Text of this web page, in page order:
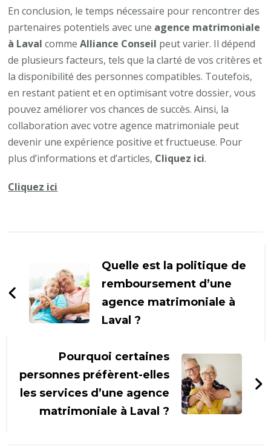
En conclusion, le temps nécessaire pour rencontrer des
partenaires potentiels avec une agence matrimoniale
à Laval commeAlliance Conseil peut varier. Il dépend
de plusieurs facteurs, tels que la clarté de vos critères et
la disponibilité des personnes compatibles. Toutefois,
en restant patient et en optimisant votre dossier, vous
pouvez améliorer vos chances de succès. Ainsi, la
collaboration avec votre agence matrimoniale peut
devenir une expérience positive et fructueuse. Pour
plus d’informations et d’articles, Cliquez ici.
Cliquez ici
d'article
Quelle est la politique de
remboursement d’une
agence matrimoniale à
Laval ?
Pourquoi certaines
personnes préfèrent-elles
les services d’une agence
matrimoniale à Laval ?